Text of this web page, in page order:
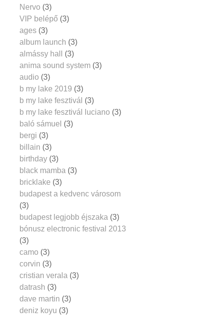
Nervo (3)
VIP belépő (3)
ages (3)
album launch (3)
almássy hall
(3)
anima sound system (3)
audio (3)
b my lake 2019 (3)
b my lake fesztivál (3)
b my lake fesztivál luciano (3)
baló sámuel (3)
bergi (3)
billain (3)
birthday (3)
black mamba (3)
bricklake (3)
budapest a kedvenc városom
(3)
budapest legjobb éjszaka (3)
bónusz electronic festival 2013
(3)
camo (3)
corvin (3)
cristian verala (3)
datrash (3)
dave martin (3)
deniz koyu (3)